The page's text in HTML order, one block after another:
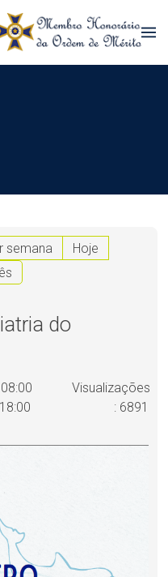
semana
Hoje
do
Visualizações
: 6891